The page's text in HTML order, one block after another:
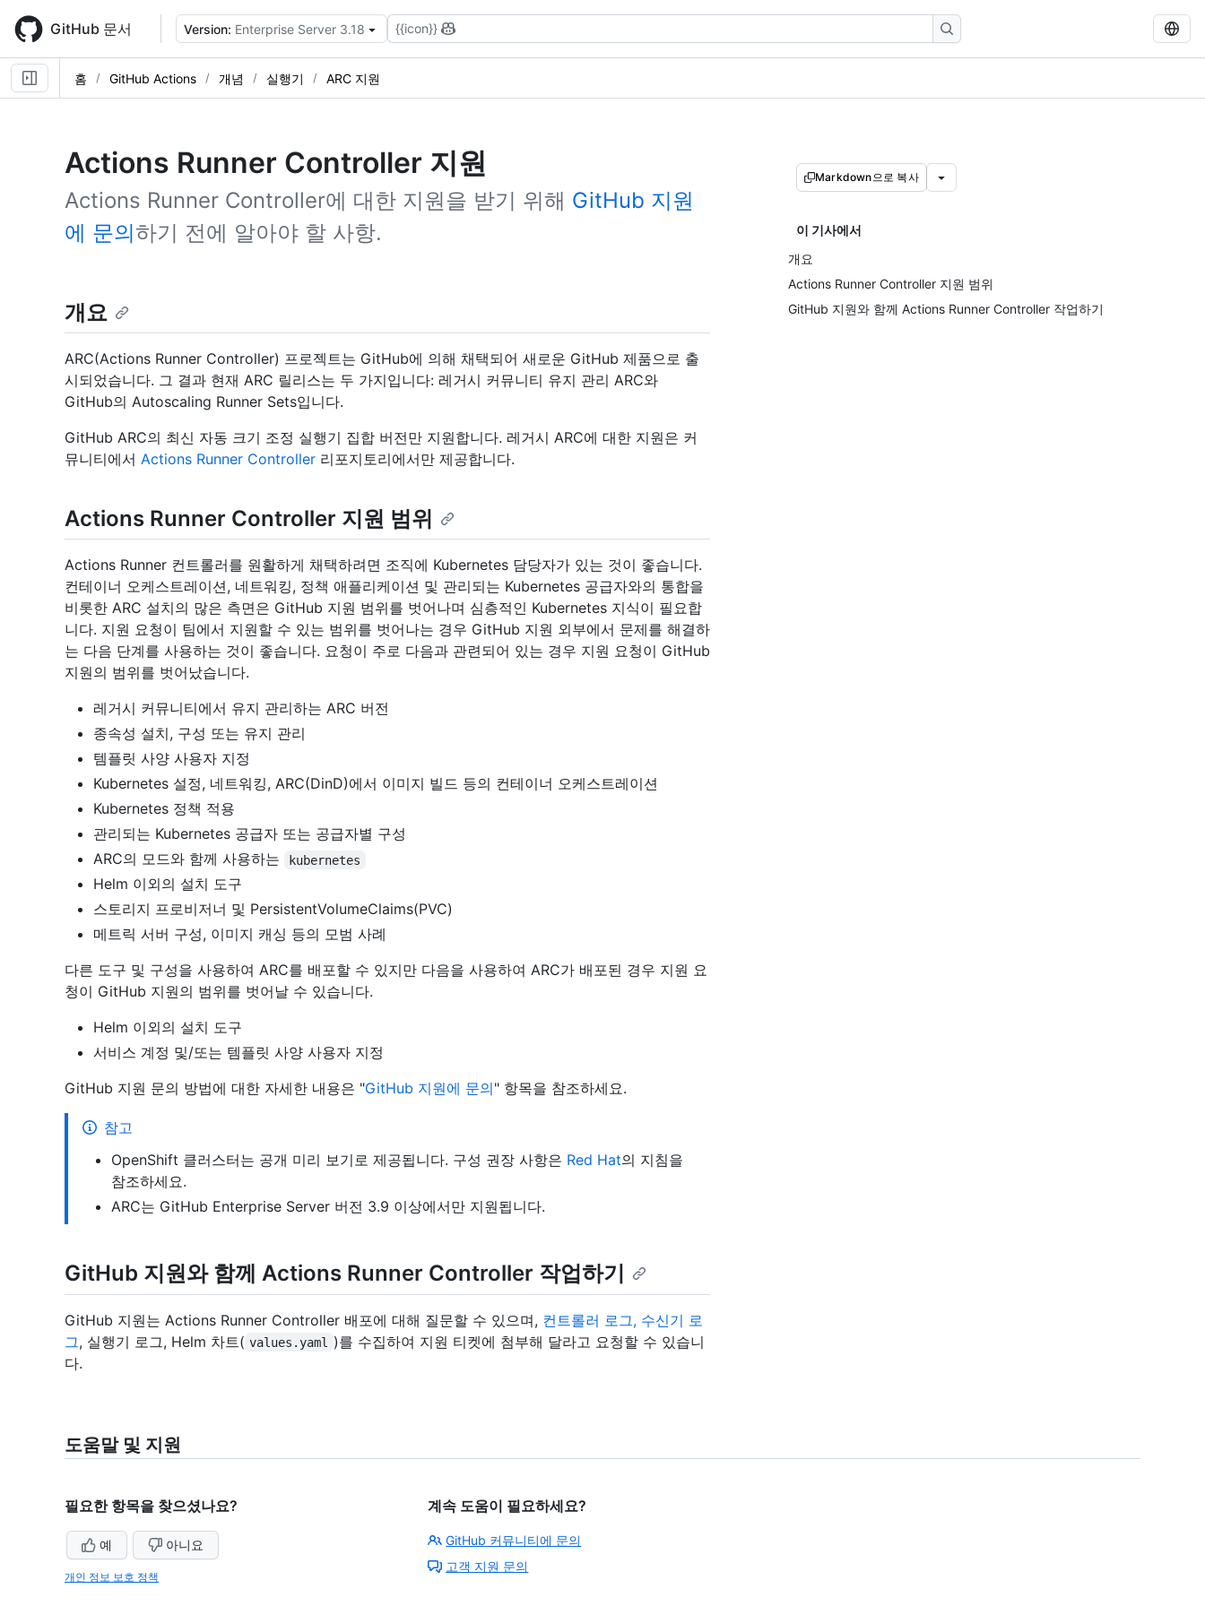
main
content
GitHub 문서 Version: Enterprise Server 3.18 {{icon}}
홈 GitHub Actions 개념 실행기 ARC 지원
Actions Runner Controller 지원
Actions Runner Controller에 대한 지원을 받기 위해 GitHub 지원
에 문의하기 전에 알아야 할 사항.
Markdown으로 복사
이 기사에서
개요
Actions Runner Controller 지원 범위
GitHub 지원와 함께 Actions Runner Controller 작업하기
개요
ARC(Actions Runner Controller) 프로젝트는 GitHub에 의해 채택되어 새로운 GitHub 제품으로 출
시되었습니다. 그 결과 현재 ARC 릴리스는 두 가지입니다: 레거시 커뮤니티 유지 관리 ARC와
GitHub의 Autoscaling Runner Sets입니다.
GitHub ARC의 최신 자동 크기 조정 실행기 집합 버전만 지원합니다. 레거시 ARC에 대한 지원은 커
뮤니티에서 Actions Runner Controller 리포지토리에서만 제공합니다.
Actions Runner Controller 지원 범위
Actions Runner 컨트롤러를 원활하게 채택하려면 조직에 Kubernetes 담당자가 있는 것이 좋습니다.
컨테이너 오케스트레이션, 네트워킹, 정책 애플리케이션 및 관리되는 Kubernetes 공급자와의 통합을
비롯한 ARC 설치의 많은 측면은 GitHub 지원 범위를 벗어나며 심층적인 Kubernetes 지식이 필요합
니다. 지원 요청이 팀에서 지원할 수 있는 범위를 벗어나는 경우 GitHub 지원 외부에서 문제를 해결하
는 다음 단계를 사용하는 것이 좋습니다. 요청이 주로 다음과 관련되어 있는 경우 지원 요청이 GitHub
지원의 범위를 벗어났습니다.
레거시 커뮤니티에서 유지 관리하는 ARC 버전
종속성 설치, 구성 또는 유지 관리
템플릿 사양 사용자 지정
Kubernetes 설정, 네트워킹, ARC(DinD)에서 이미지 빌드 등의 컨테이너 오케스트레이션
Kubernetes 정책 적용
관리되는 Kubernetes 공급자 또는 공급자별 구성
ARC의 모드와 함께 사용하는 kubernetes
Helm 이외의 설치 도구
스토리지 프로비저너 및 PersistentVolumeClaims(PVC)
메트릭 서버 구성, 이미지 캐싱 등의 모범 사례
다른 도구 및 구성을 사용하여 ARC를 배포할 수 있지만 다음을 사용하여 ARC가 배포된 경우 지원 요
청이 GitHub 지원의 범위를 벗어날 수 있습니다.
Helm 이외의 설치 도구
서비스 계정 및/또는 템플릿 사양 사용자 지정
GitHub 지원 문의 방법에 대한 자세한 내용은 "GitHub 지원에 문의" 항목을 참조하세요.
참고
OpenShift 클러스터는 공개 미리 보기로 제공됩니다. 구성 권장 사항은 Red Hat의 지침을
참조하세요.
ARC는 GitHub Enterprise Server 버전 3.9 이상에서만 지원됩니다.
GitHub 지원와 함께 Actions Runner Controller 작업하기
GitHub 지원는 Actions Runner Controller 배포에 대해 질문할 수 있으며, 컨트롤러 로그, 수신기 로
그, 실행기 로그, Helm 차트( values.yaml
)를 수집하여 지원 티켓에 첨부해 달라고 요청할 수 있습니
다.
도움말 및 지원
필요한 항목을 찾으셨나요?
예 아니요
개인 정보 보호 정책
계속 도움이 필요하세요?
GitHub 커뮤니티에 문의
고객 지원 문의